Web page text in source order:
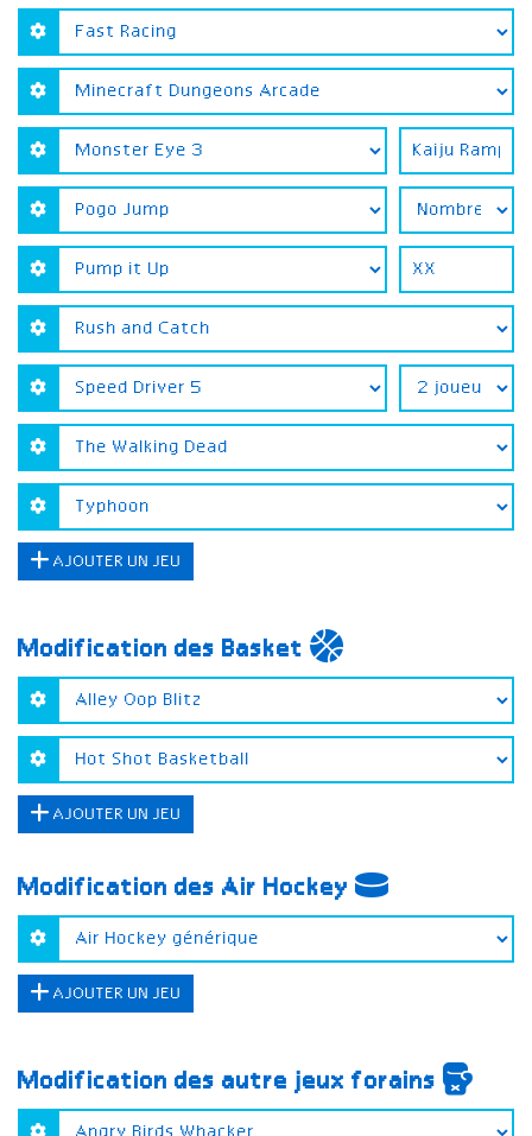
AJOUTER UN JEU
Modification des Basket
AJOUTER UN JEU
Modification des Air Hockey
AJOUTER UN JEU
Modification des autre jeux forains